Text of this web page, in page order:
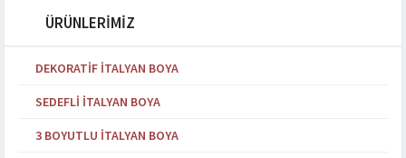
ÜRÜNLERİMİZ
DEKORATIF İTALYAN BOYA
SEDEFLI İTALYAN BOYA
3 BOYUTLU İTALYAN BOYA